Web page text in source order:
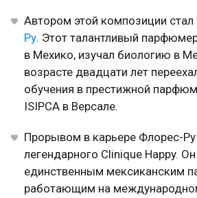
Автором этой композиции стал
Ру. Этот талантливый
в Мехико, изучал биологию в
возрасте двадцати лет
обучения в престижной
ISIPCA в Версале.
Прорывом в карьере Флорес-
легендарного Clinique Happy.
единственным мексиканским
работающим на